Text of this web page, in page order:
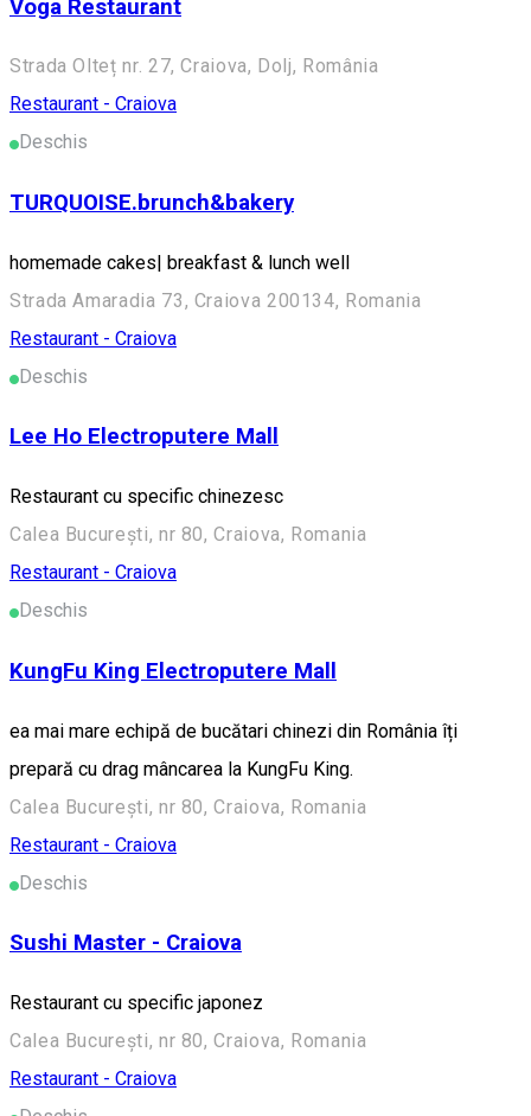
Voga Restaurant
Strada Olteț nr. 27, Craiova, Dolj, România
Restaurant - Craiova
Deschis
TURQUOISE.brunch&bakery
homemade cakes| breakfast & lunch well
Strada Amaradia 73, Craiova 200134, Romania
Restaurant - Craiova
Deschis
Lee Ho Electroputere Mall
Restaurant cu specific chinezesc
Calea București, nr 80, Craiova, Romania
Restaurant - Craiova
Deschis
KungFu King Electroputere Mall
ea mai mare echipă de bucătari chinezi din România îți
prepară cu drag mâncarea la KungFu King.
Calea București, nr 80, Craiova, Romania
Restaurant - Craiova
Deschis
Sushi Master - Craiova
Restaurant cu specific japonez
Calea București, nr 80, Craiova, Romania
Restaurant - Craiova